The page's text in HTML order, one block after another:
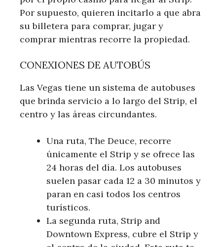
Por supuesto, quieren incitarlo a que abra
su billetera para comprar, jugar y
comprar mientras recorre la propiedad.
CONEXIONES DE AUTOBÚS
Las Vegas tiene un sistema de autobuses
que brinda servicio a lo largo del Strip, el
centro y las áreas circundantes.
Una ruta, The Deuce, recorre
únicamente el Strip y se ofrece las
24 horas del día. Los autobuses
suelen pasar cada 12 a 30 minutos y
paran en casi todos los centros
turísticos.
La segunda ruta, Strip and
Downtown Express, cubre el Strip y